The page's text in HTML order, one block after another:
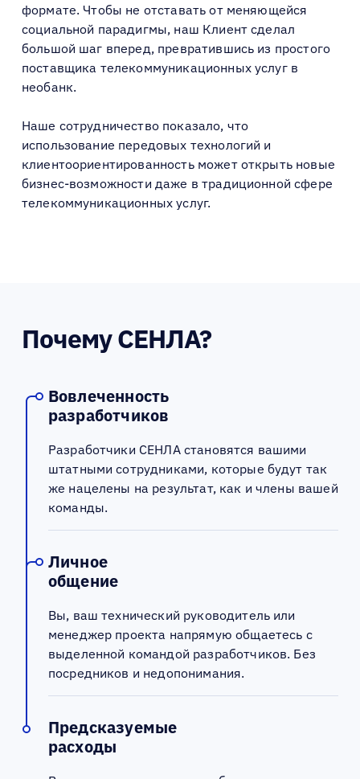
формате. Чтобы не отставать от меняющейся
социальной парадигмы, наш Клиент сделал
большой шаг вперед, превратившись из простого
поставщика телекоммуникационных услуг в
необанк.
Наше сотрудничество показало, что
использование передовых технологий и
клиентоориентированность может открыть новые
бизнес-возможности даже в традиционной сфере
телекоммуникационных услуг.
Почему СЕНЛА?
Вовлеченность
разработчиков
Разработчики СЕНЛА становятся вашими
штатными сотрудниками, которые будут так
же нацелены на результат, как и члены вашей
команды.
Личное
общение
Вы, ваш технический руководитель или
менеджер проекта напрямую общаетесь с
выделенной командой разработчиков. Без
посредников и недопонимания.
Предсказуемые
расходы